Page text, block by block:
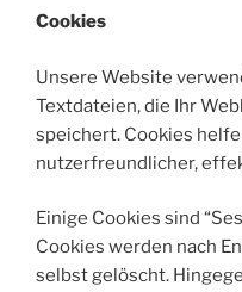
Cookies
Unsere Website
Textdateien, die Ihr
speichert. Cookies
nutzerfreundlicher,
Einige Cookies sind
Cookies werden nach
selbst gelöscht.